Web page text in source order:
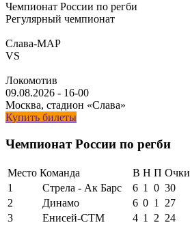
Чемпионат России по регби
Регулярный чемпионат
Слава-МАР
VS
Локомотив
09.08.2026 - 16-00
Москва, стадион «Слава»
Купить билеты
Чемпионат России по регби
Место Команда В Н П Очки
1
Стрела - Ак Барс 6 1 0 30
2
Динамо 6 0 1
27
3
Енисей-СТМ 4 1 2 24